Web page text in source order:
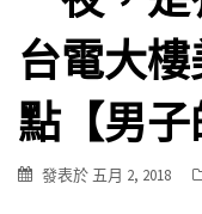
台電大
點【男子
發表於 五月 2, 2018